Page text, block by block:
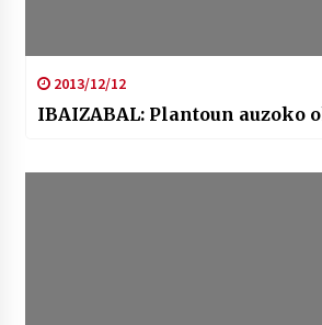
2013/12/12
IBAIZABAL: Plantoun auzoko